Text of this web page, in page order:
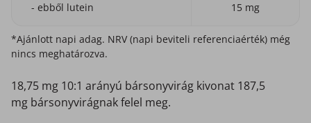
- ebből lutein 15 mg
*Ajánlott napi adag. NRV (napi beviteli referenciaérték) még
nincs meghatározva.
18,75 mg 10:1 arányú bársonyvirág kivonat 187,5
mg bársonyvirágnak felel meg.